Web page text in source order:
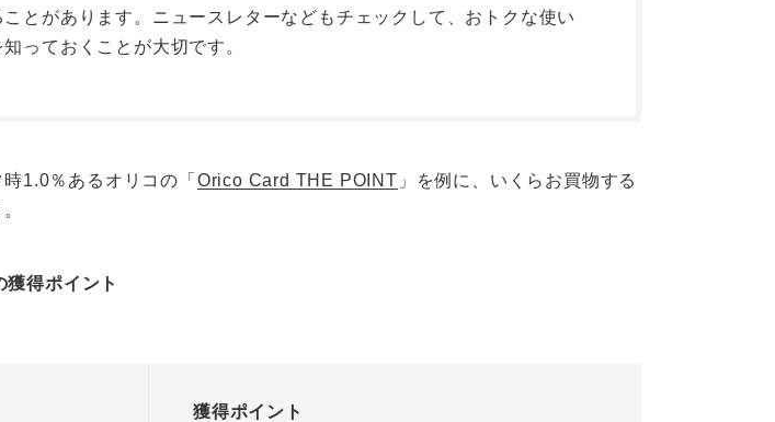
とがあります。ニュースレターなどもチェックして、おトクな使い
っておくことが大切です。
1.0％あるオリコの「 Orico Card THE POINT 」を例に、いくらお買物する
得ポイント
獲得ポイント